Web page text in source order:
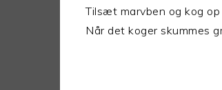
Tilsæt marvben og kog op
Når det koger skummes